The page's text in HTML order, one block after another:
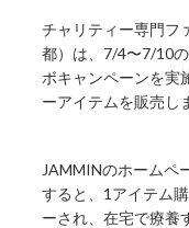
チャリティー専門フ
都）は、7/4〜7/10
ボキャンペーンを実
ーアイテムを販売し
JAMMINのホームペ
すると、1アイテム
ーされ、在宅で療養